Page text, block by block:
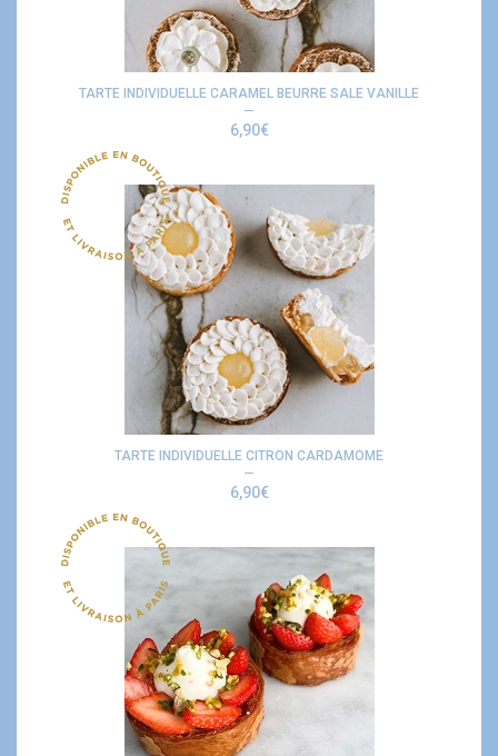
TARTE INDIVIDUELLE CARAMEL BEURRE SALE VANILLE
6,90€
TARTE INDIVIDUELLE CITRON CARDAMOME
6,90€